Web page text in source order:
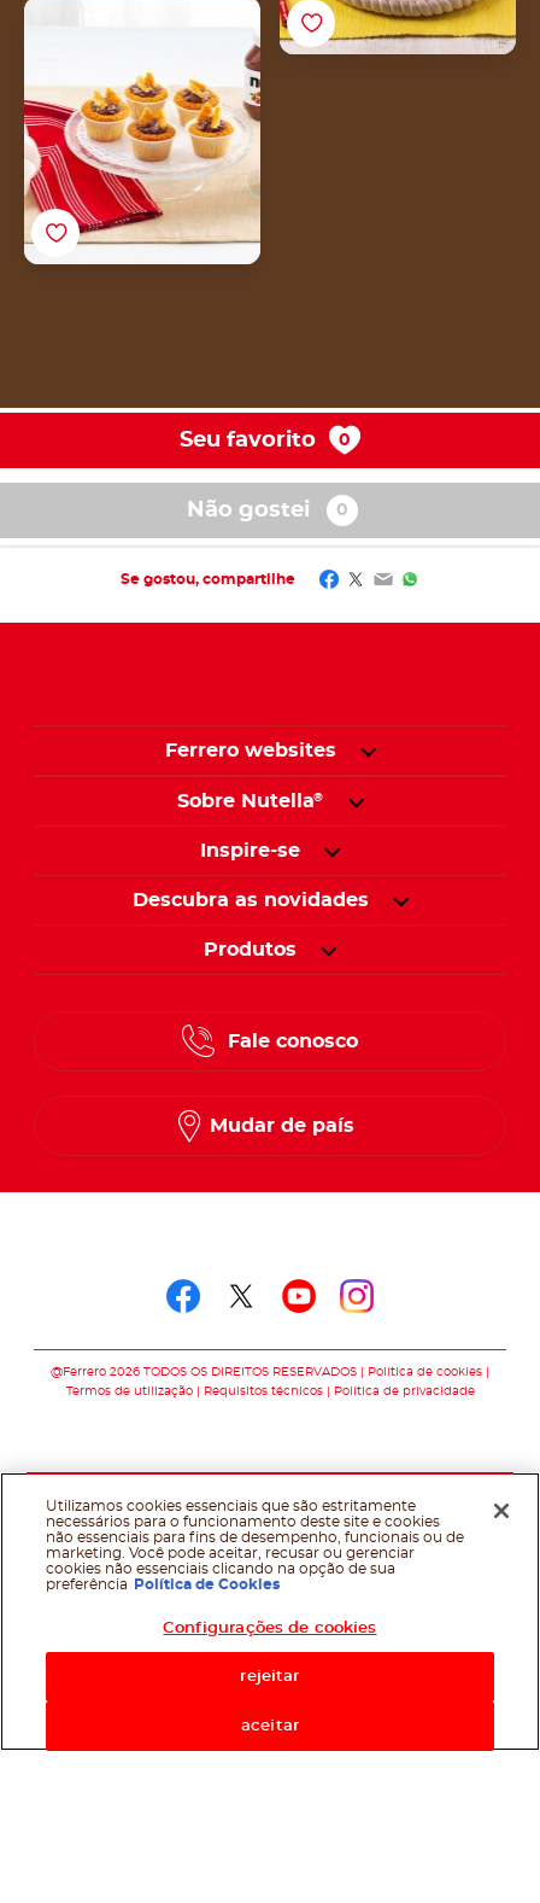
Cupcakes com Nutella®
Seu favorito
Não gostei​
Se gostou, compartilhe​ Facebook
Twitter
EmailWhatsApp
Ferrero websites
Sobre Nutella®
Inspire-se
Descubra as novidades
Produtos
Fale conosco
Mudar de país
@Ferrero 2026 TODOS OS DIREITOS RESERVADOS
Política de cookies
Termos de utilização
Requisitos técnicos Política de privacidade
Utilizamos cookies essenciais que são estritamente
necessários para o funcionamento deste site e cookies
não essenciais para fins de desempenho, funcionais ou de
marketing. Você pode aceitar, recusar ou gerenciar
cookies não essenciais clicando na opção de sua
preferência
Política de Cookies
Configurações de cookies
rejeitar
aceitar